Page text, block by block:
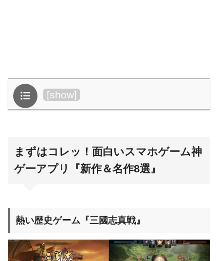
目次 [show]
まずはコレッ！面白いスマホゲーム神
ゲーアプリ『新作＆名作8選』
熱い歴史ゲーム『三國志真戦』